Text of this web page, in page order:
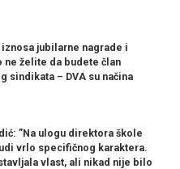
iznosa jubilarne nagrade i
ne želite da budete član
sindikata – DVA su načina
”Na ulogu direktora škole
vrlo specifičnog karaktera.
vlast, ali nikad nije bilo